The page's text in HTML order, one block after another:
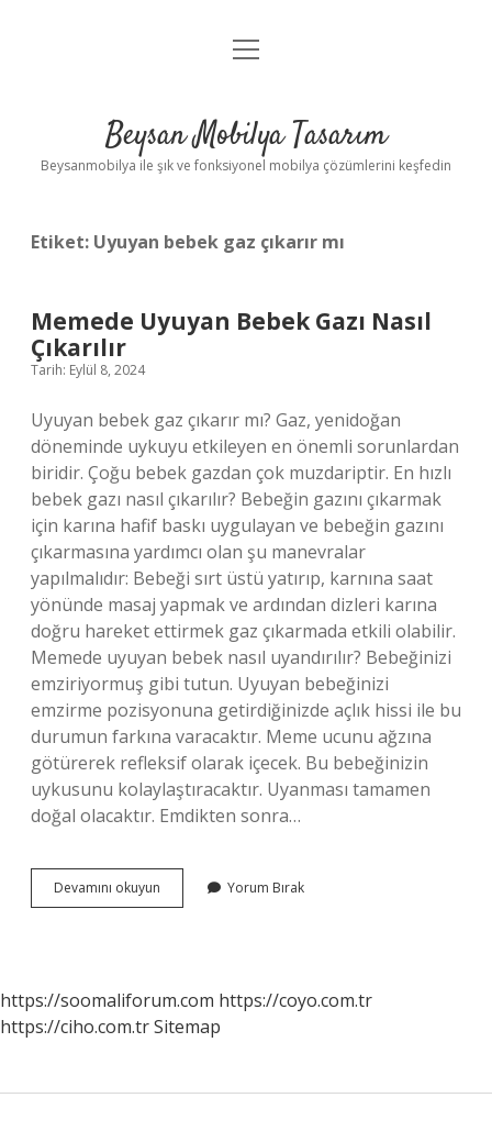
Anasayfa
Yasal Uyarı
menüyü
Beysan Mobilya Tasarım
Beysanmobilya ile şık ve fonksiyonel mobilya çözümlerini keşfedin
Etiket: Uyuyan bebek gaz çıkarır mı
Memede Uyuyan Bebek Gazı Nasıl
Çıkarılır
Tarih: Eylül 8, 2024
Uyuyan bebek gaz çıkarır mı? Gaz, yenidoğan
döneminde uykuyu etkileyen en önemli sorunlardan
biridir. Çoğu bebek gazdan çok muzdariptir. En hızlı
bebek gazı nasıl çıkarılır? Bebeğin gazını çıkarmak
için karına hafif baskı uygulayan ve bebeğin gazını
çıkarmasına yardımcı olan şu manevralar
yapılmalıdır: Bebeği sırt üstü yatırıp, karnına saat
yönünde masaj yapmak ve ardından dizleri karına
doğru hareket ettirmek gaz çıkarmada etkili olabilir.
Memede uyuyan bebek nasıl uyandırılır? Bebeğinizi
emziriyormuş gibi tutun. Uyuyan bebeğinizi
emzirme pozisyonuna getirdiğinizde açlık hissi ile bu
durumun farkına varacaktır. Meme ucunu ağzına
götürerek refleksif olarak içecek. Bu bebeğinizin
uykusunu kolaylaştıracaktır. Uyanması tamamen
doğal olacaktır. Emdikten sonra…
Devamını okuyun Memede
Uyuyan
Yorum Bırak
https://soomaliforum.com https://coyo.com.tr
https://ciho.com.trSitemap